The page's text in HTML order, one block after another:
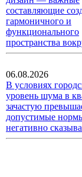
составляющие
гармоничного и
функционального
пространства
06.08.2026
В условиях
уровень шума в
зачастую
допустимые
негативно